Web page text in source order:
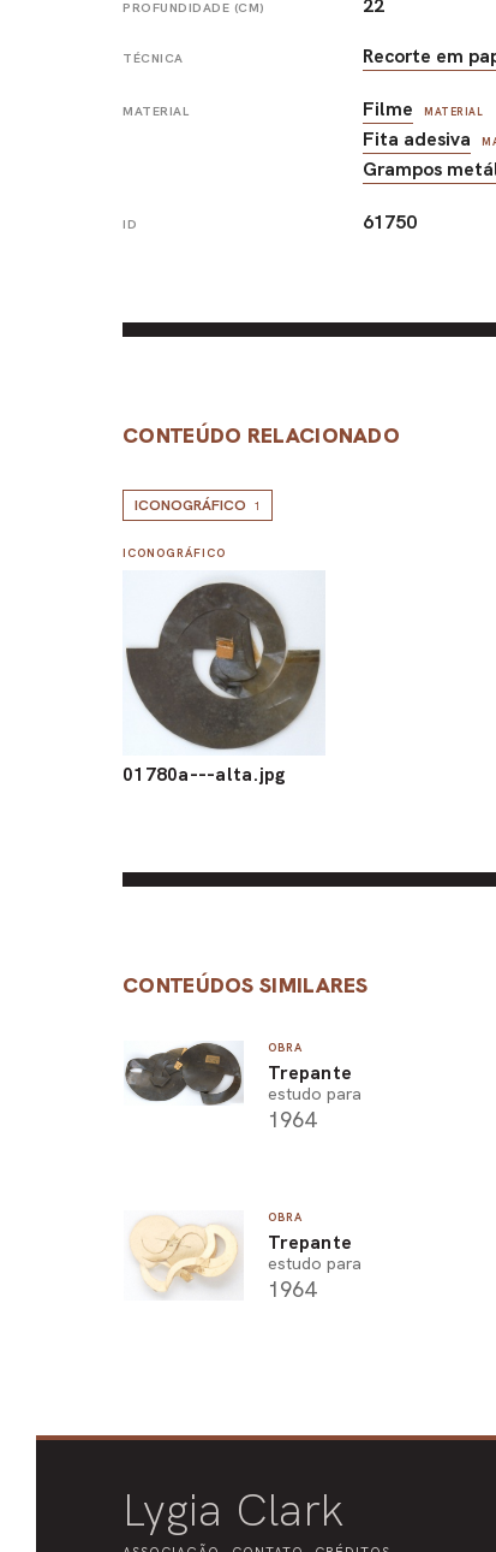
PROFUNDIDADE (CM) 22
TÉCNICA Recorte em
MATERIAL Filme MATERIAL
Fita adesiva
Grampos
ID 61750
CONTEÚDO RELACIONADO
ICONOGRÁFICO 1
ICONOGRÁFICO
01780a---alta.jpg
CONTEÚDOS SIMILARES
OBRA
Trepante
estudo para
1964
OBRA
Trepante
estudo para
1964
Lygia Clark